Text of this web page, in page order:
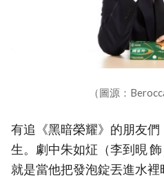
（圖源：
有追《黑暗榮耀》的朋友
生。劇中朱如炡（李到晛
就是當他把發泡錠丟進水